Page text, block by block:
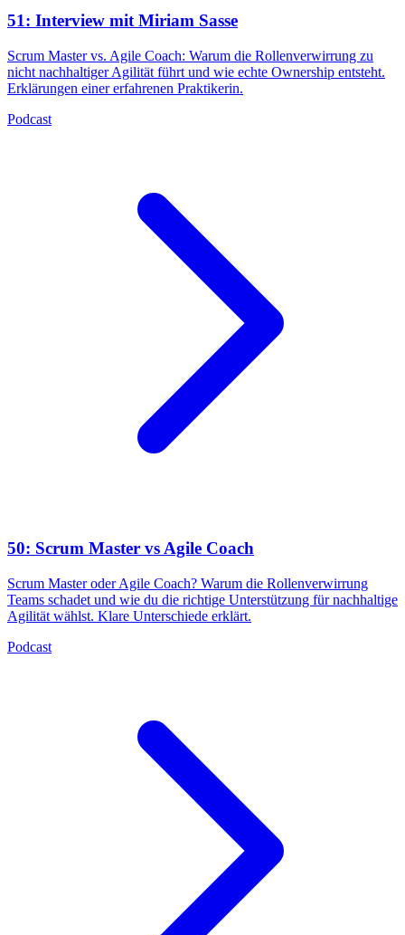
51: Interview mit Miriam Sasse
Scrum Master vs. Agile Coach: Warum die Rollenverwirrung zu
nicht nachhaltiger Agilität führt und wie echte Ownership entsteht.
Erklärungen einer erfahrenen Praktikerin.
Podcast
50: Scrum Master vs Agile Coach
Scrum Master oder Agile Coach? Warum die Rollenverwirrung
Teams schadet und wie du die richtige Unterstützung für nachhaltige
Agilität wählst. Klare Unterschiede erklärt.
Podcast